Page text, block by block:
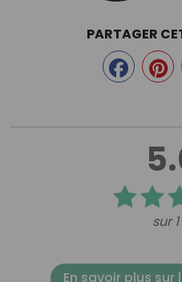
sur
PARTAGER
En savoir plus sur